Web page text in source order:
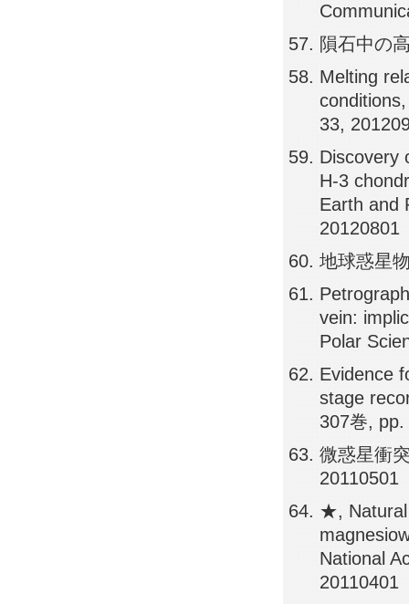
隕石中の
Melting
33,
Discovery
H-3
Earth and
20120801
地球惑星
vein:
Polar
Evidence
stage
307巻,
微惑星衝
20110501
★, Natural
National
20110401